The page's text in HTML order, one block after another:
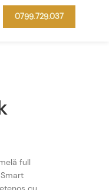
0799.729.037
full